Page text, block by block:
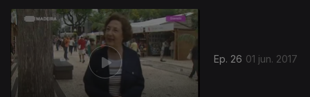
Ep. 26 01 jun. 2017